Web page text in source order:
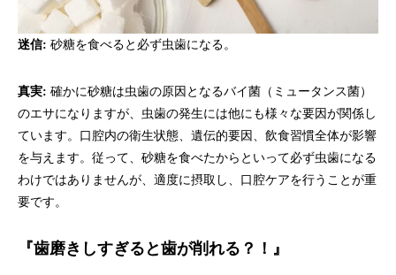
迷信: 砂糖を食べると必ず虫歯になる。
真実: 確かに砂糖は虫歯の原因となるバイ菌（ミュータンス菌）
のエサになりますが、虫歯の発生には他にも様々な要因が関係し
ています。口腔内の衛生状態、遺伝的要因、飲食習慣全体が影響
を与えます。従って、砂糖を食べたからといって必ず虫歯になる
わけではありませんが、適度に摂取し、口腔ケアを行うことが重
要です。
『歯磨きしすぎると歯が削れる？！』